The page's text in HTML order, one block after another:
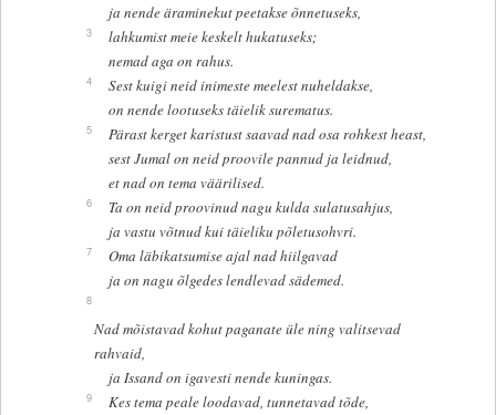
ja nende äraminekut peetakse õnnetuseks,
3
lahkumist meie keskelt hukatuseks;
nemad aga on rahus.
4
Sest kuigi neid inimeste meelest nuheldakse,
on nende lootuseks täielik surematus.
5
Pärast kerget karistust saavad nad osa rohkest heast,
sest Jumal on neid proovile pannud ja leidnud,
et nad on tema väärilised.
6
Ta on neid proovinud nagu kulda sulatusahjus,
ja vastu võtnud kui täieliku põletusohvri.
7
Oma läbikatsumise ajal nad hiilgavad
ja on nagu õlgedes lendlevad sädemed.
8
Nad mõistavad kohut paganate üle ning valitsevad
rahvaid,
ja Issand on igavesti nende kuningas.
9
Kes tema peale loodavad, tunnetavad tõde,